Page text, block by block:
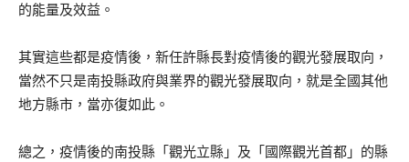
的能量及效益。
其實這些都是疫情後，新任許縣長對疫情後的觀光發展取向，
當然不只是南投縣政府與業界的觀光發展取向，就是全國其他
地方縣市，當亦復如此。
總之，疫情後的南投縣「觀光立縣」及「國際觀光首都」的縣